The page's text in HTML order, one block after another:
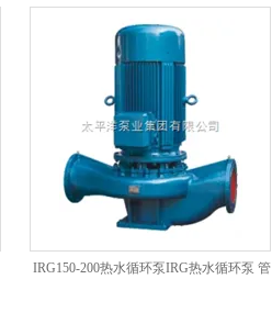
IRG150-200热水循环泵IRG热水循环泵 管